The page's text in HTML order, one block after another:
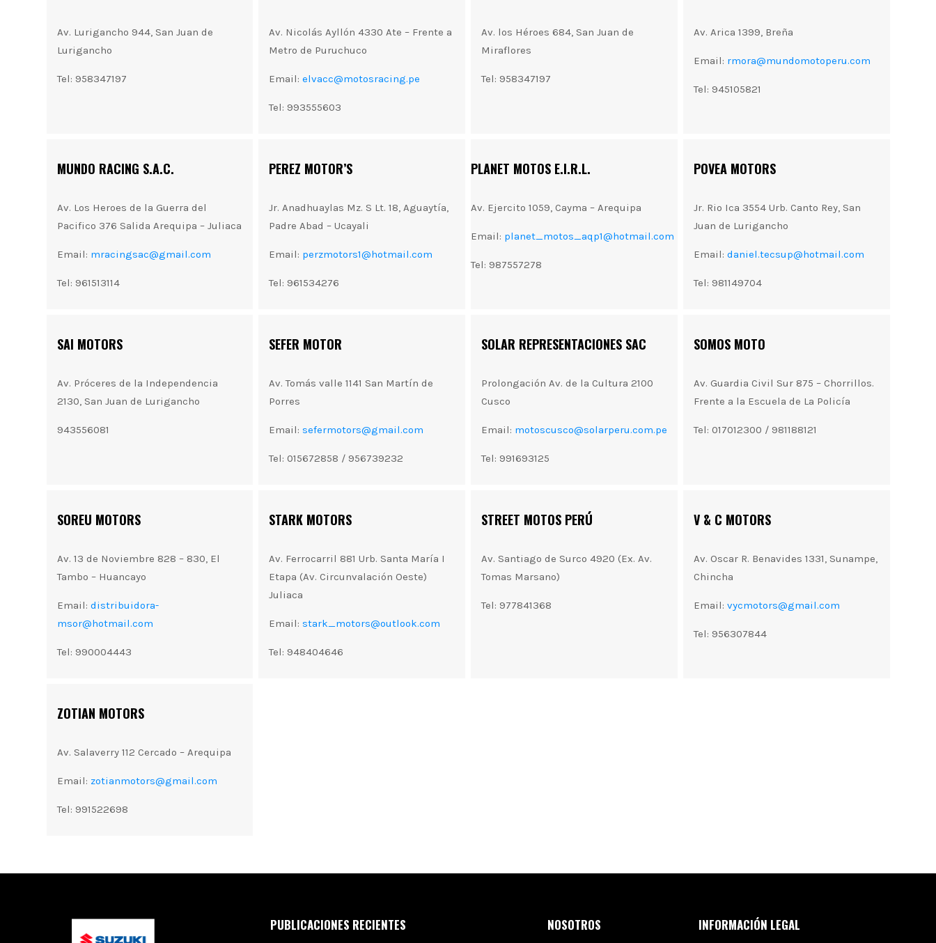
Av. Lurigancho 944, San Juan de
Lurigancho
Tel: 958347197
Av. Nicolás Ayllón 4330 Ate – Frente a
Metro de Puruchuco
Email:elvacc@motosracing.pe
Tel: 993555603
Av. los Héroes 684, San Juan de
Miraflores
Tel: 958347197
Av. Arica 1399, Breña
Email: rmora@mundomotoperu.com
Tel: 945105821
MUNDO RACING S.A.C.
Av. Los Heroes de la Guerra del
Pacifico 376 Salida Arequipa – Juliaca
Email: mracingsac@gmail.com
Tel: 961513114
PEREZ MOTOR’S
Jr. Anadhuaylas Mz. S Lt. 18, Aguaytía,
Padre Abad – Ucayali
Email: perzmotors1@hotmail.com
Tel: 961534276
PLANET MOTOS E.I.R.L.
Av. Ejercito 1059, Cayma – Arequipa
Email: planet_motos_aqp1@hotmail.com
Tel: 987557278
POVEA MOTORS
Jr. Rio Ica 3554 Urb. Canto Rey, San
Juan de Lurigancho
Email: daniel.tecsup@hotmail.com
Tel: 981149704
SAI MOTORS
Av. Próceres de la Independencia
2130, San Juan de Lurigancho
943556081
SEFER MOTOR
Av. Tomás valle 1141 San Martín de
Porres
Email:sefermotors@gmail.com
Tel: 015672858 / 956739232
SOLAR REPRESENTACIONES SAC
Prolongación Av. de la Cultura 2100
Cusco
Email: motoscusco@solarperu.com.pe
Tel: 991693125
SOMOS MOTO
Av. Guardia Civil Sur 875 – Chorrillos.
Frente a la Escuela de La Policía
Tel: 017012300 / 981188121
SOREU MOTORS
Av. 13 de Noviembre 828 – 830, El
Tambo – Huancayo
Email: distribuidora-
msor@hotmail.com
Tel: 990004443
STARK MOTORS
Av. Ferrocarril 881 Urb. Santa María I
Etapa (Av. Circunvalación Oeste)
Juliaca
Email:stark_motors@outlook.com
Tel: 948404646
STREET MOTOS PERÚ
Av. Santiago de Surco 4920 (Ex. Av.
Tomas Marsano)
Tel: 977841368
V & C MOTORS
Av. Oscar R. Benavides 1331, Sunampe,
Chincha
Email: vycmotors@gmail.com
Tel: 956307844
ZOTIAN MOTORS
Av. Salaverry 112 Cercado – Arequipa
Email: zotianmotors@gmail.com
Tel: 991522698
PUBLICACIONES RECIENTES NOSOTROS INFORMACIÓN LEGAL